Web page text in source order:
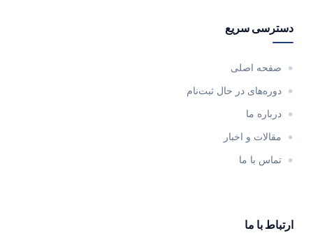
دسترسی سریع
صفحه اصلی
دوره‌های در حال ثبت‌نام
درباره ما
مقالات و اخبار
تماس با ما
ارتباط با ما